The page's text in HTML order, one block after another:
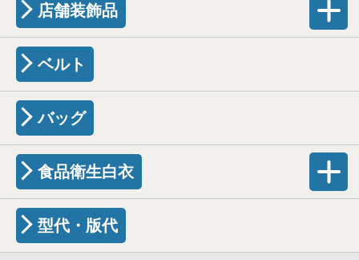
店舗装飾品
ベルト
バッグ
食品衛生白衣
型代・版代